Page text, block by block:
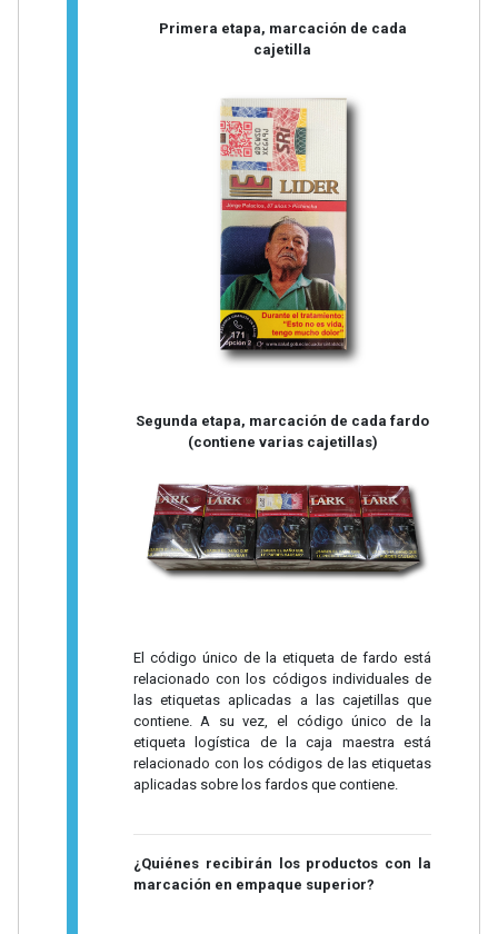
Primera etapa, marcación de cada
cajetilla
Segunda etapa, marcación de cada fardo
(contiene varias cajetillas)
El código único de la etiqueta de fardo está
relacionado con los códigos individuales de
las etiquetas aplicadas a las cajetillas que
contiene. A su vez, el código único de la
etiqueta logística de la caja maestra está
relacionado con los códigos de las etiquetas
aplicadas sobre los fardos que contiene.
¿Quiénes recibirán los productos con la
marcación en empaque superior?